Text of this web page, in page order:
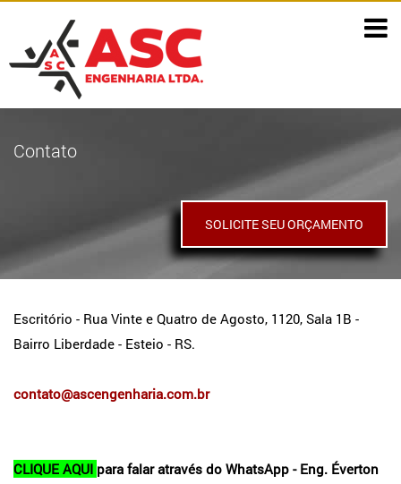
Toggle
Contato
SOLICITE SEU ORÇAMENTO
Escritório - Rua Vinte e Quatro de Agosto, 1120, Sala 1B -
Bairro Liberdade - Esteio - RS.
contato@ascengenharia.com.br
CLIQUE AQUI para falar através do WhatsApp - Eng. Éverton